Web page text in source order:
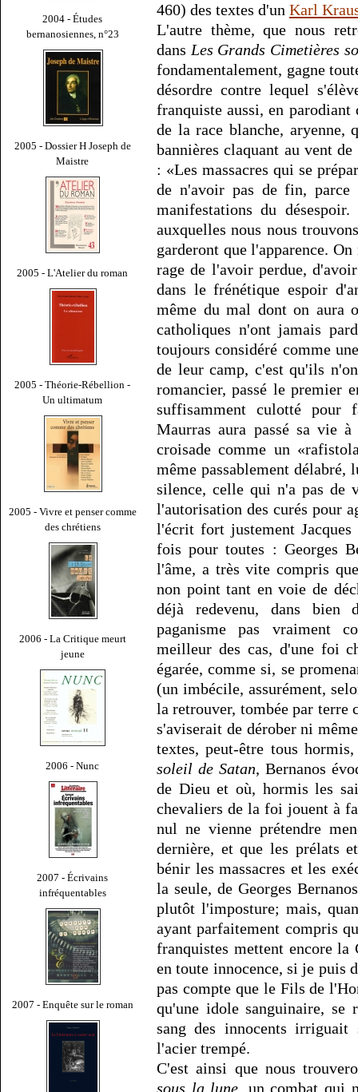
2004 - Études
bernanosiennes, n°23
2005 - Dossier H Joseph de
Maistre
2005 - L'Atelier du roman
2005 - Théorie-Rébellion -
Un ultimatum
2005 - Vivre et penser comme
des chrétiens
2006 - La Critique meurt
jeune
2006 - Nunc
2007 - Écrivains
infréquentables
2007 - Enquête sur le roman
460) des textes d'un Karl
L'autre thème, que nous
dans Les Grands Cimetières
fondamentalement, gagne
désordre contre lequel
franquiste aussi, en
de la race blanche, aryenne,
bannières claquant au vent
: «Les massacres qui se
de n'avoir pas de fin,
manifestations du
auxquelles nous nous
garderont que l'apparence.
rage de l'avoir perdue,
dans le frénétique espoir
même du mal dont on aura
catholiques n'ont jamais
toujours considéré comme
de leur camp, c'est qu'ils
romancier, passé le premier
suffisamment culotté
Maurras aura passé sa vie
croisade comme un
même passablement
silence, celle qui n'a pas de
l'autorisation des curés pour
l'écrit fort justement
fois pour toutes : Georges
l'âme, a très vite compris
non point tant en voie de
déjà redevenu, dans bien
paganisme pas vraiment
meilleur des cas, d'une foi
égarée, comme si, se
(un imbécile, assurément,
la retrouver, tombée par terre
s'aviserait de dérober ni
textes, peut-être tous
soleil de Satan, Bernanos
de Dieu et où, hormis les
chevaliers de la foi jouent à
nul ne vienne prétendre
dernière, et que les prélats
bénir les massacres et les
la seule, de Georges
plutôt l'imposture; mais,
ayant parfaitement compris
franquistes mettent encore la
en toute innocence, si je puis
pas compte que le Fils de
qu'une idole sanguinaire, se
sang des innocents irriguait
l'acier trempé.
C'est ainsi que nous
sous la lune , un combat qui